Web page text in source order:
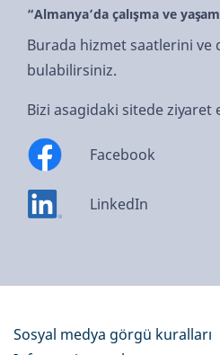
“Almanya’da çalışma ve
Burada hizmet saatlerini ve
bulabilirsiniz.
Bizi asagidaki sitede ziyaret
Facebook
LinkedIn
Sosyal medya görgü kuralları